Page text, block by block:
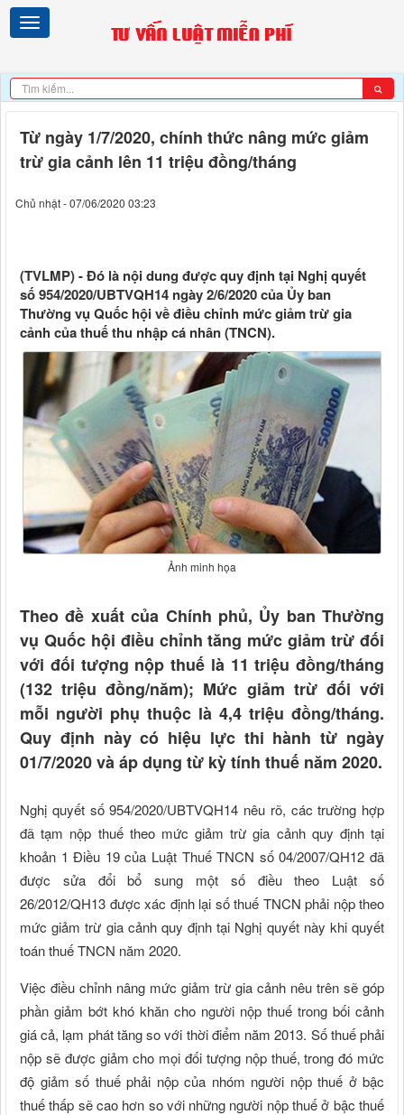
Từ ngày 1/7/2020, chính thức nâng mức giảm
trừ gia cảnh lên 11 triệu đồng/tháng
Chủ nhật - 07/06/2020 03:23
(TVLMP) - Đó là nội dung được quy định tại Nghị quyết
số 954/2020/UBTVQH14 ngày 2/6/2020 của Ủy ban
Thường vụ Quốc hội về điều chỉnh mức giảm trừ gia
cảnh của thuế thu nhập cá nhân (TNCN).
Ảnh minh họa
Theo đề xuất của Chính phủ, Ủy ban Thường
vụ Quốc hội điều chỉnh tăng mức giảm trừ đối
với đối tượng nộp thuế là 11 triệu đồng/tháng
(132 triệu đồng/năm); Mức giảm trừ đối với
mỗi người phụ thuộc là 4,4 triệu đồng/tháng.
Quy định này có hiệu lực thi hành từ ngày
01/7/2020 và áp dụng từ kỳ tính thuế năm 2020.
Nghị quyết số 954/2020/UBTVQH14 nêu rõ, các trường hợp
đã tạm nộp thuế theo mức giảm trừ gia cảnh quy định tại
khoản 1 Điều 19 của Luật Thuế TNCN số 04/2007/QH12 đã
được sửa đổi bổ sung một số điều theo Luật số
26/2012/QH13 được xác định lại số thuế TNCN phải nộp theo
mức giảm trừ gia cảnh quy định tại Nghị quyết này khi quyết
toán thuế TNCN năm 2020.
Việc điều chỉnh nâng mức giảm trừ gia cảnh nêu trên sẽ góp
phần giảm bớt khó khăn cho người nộp thuế trong bối cảnh
giá cả, lạm phát tăng so với thời điểm năm 2013. Số thuế phải
nộp sẽ được giảm cho mọi đối tượng nộp thuế, trong đó mức
độ giảm số thuế phải nộp của nhóm người nộp thuế ở bậc
thuế thấp sẽ cao hơn so với những người nộp thuế ở bậc thuế